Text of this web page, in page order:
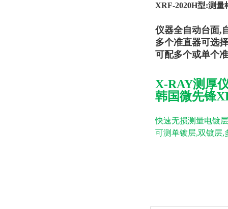
XRF-2020H型:测量
仪器全自动台面,
多个准直器可选
可配多个或单个
X-RAY测厚
韩国微先锋
快速无损测量电镀
可测单镀层,双镀层,